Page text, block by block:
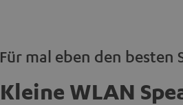
Für mal eben den besten
Kleine WLAN